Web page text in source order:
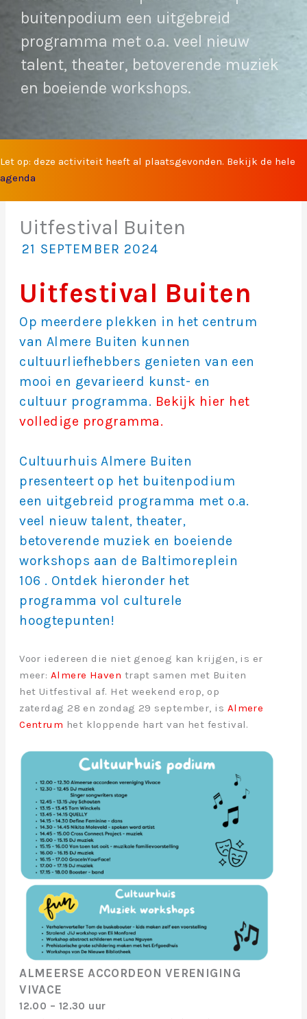
buitenpodium een uitgebreid
programma met o.a. veel nieuw
talent, theater, betoverende muziek
en boeiende workshops.
Let op: deze activiteit heeft al plaatsgevonden. Bekijk de hele
agenda
Uitfestival Buiten
21 SEPTEMBER 2024
Uitfestival Buiten
Op meerdere plekken in het centrum
van Almere Buiten kunnen
cultuurliefhebbers genieten van een
mooi en gevarieerd kunst- en
cultuur programma. Bekijk hier het
volledige programma.
Cultuurhuis Almere Buiten
presenteert op het buitenpodium
een uitgebreid programma met o.a.
veel nieuw talent, theater,
betoverende muziek en boeiende
workshops aan de Baltimoreplein
106 . Ontdek hieronder het
programma vol culturele
hoogtepunten!
Voor iedereen die niet genoeg kan krijgen, is er
meer: Almere Haven trapt samen met Buiten
het Uitfestival af. Het weekend erop, op
zaterdag 28 en zondag 29 september, is Almere
Centrum het kloppende hart van het festival.
ALMEERSE ACCORDEON VERENIGING
VIVACE
12.00 – 12.30 uur